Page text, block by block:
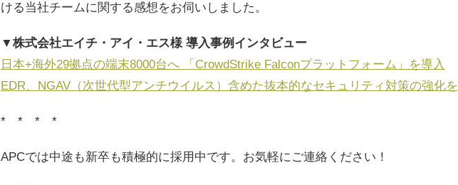
ける当社チームに関する感想をお伺いしました。
▼株式会社エイチ・アイ・エス様 導入事例インタビュー
日本+海外29拠点の端末8000台へ 「CrowdStrike Falconプラットフォーム」を導入
EDR、NGAV（次世代型アンチウイルス）含めた抜本的なセキュリティ対策の強化を
* * * *
APCでは中途も新卒も積極的に採用中です。お気軽にご連絡ください！